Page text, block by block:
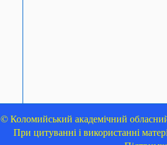
© Коломийський академічний
При цитуванні і використанні